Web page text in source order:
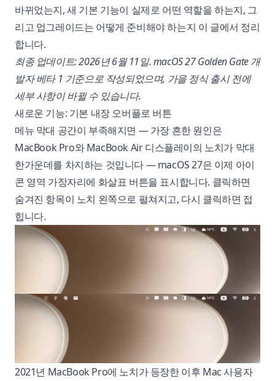
바뀌었는지, 새 기본 기능이 실제로 어떤 역할을 하는지, 그
리고 업그레이드는 어떻게 준비해야 하는지 이 글에서 정리
합니다.
최종 업데이트: 2026년 6월 11일. macOS 27 Golden Gate 개
발자 베타 1 기준으로 작성되었으며, 가을 정식 출시 전에
세부 사항이 바뀔 수 있습니다.
새로운 기능: 기본 내장 오버플로 버튼
메뉴 막대 공간이 부족해지면 — 가장 흔한 원인은
MacBook Pro와 MacBook Air 디스플레이의 노치가 막대
한가운데를 차지하는 것입니다 — macOS 27은 이제 아이
콘 영역 가장자리에 화살표 버튼을 표시합니다. 클릭하면
숨겨진 항목이 노치 왼쪽으로 펼쳐지고, 다시 클릭하면 접
힙니다.
2021년 MacBook Pro에 노치가 등장한 이후 Mac 사용자